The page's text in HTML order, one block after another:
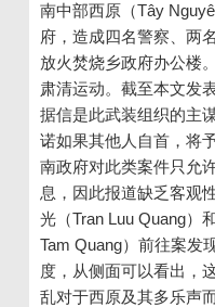
南中部西原（Tây
府，造成四名警察、两
放火焚烧乡政府办公楼
肃清运动。截至本文发
据信是此武装组织的主
诺如果其他人自首，将
南政府对此类案件只允
息，因此报道缺乏客观
光（Tran Luu Quang）
Tam Quang）前往案发
度，从侧面可以看出，
乱对于西原及其多乐声